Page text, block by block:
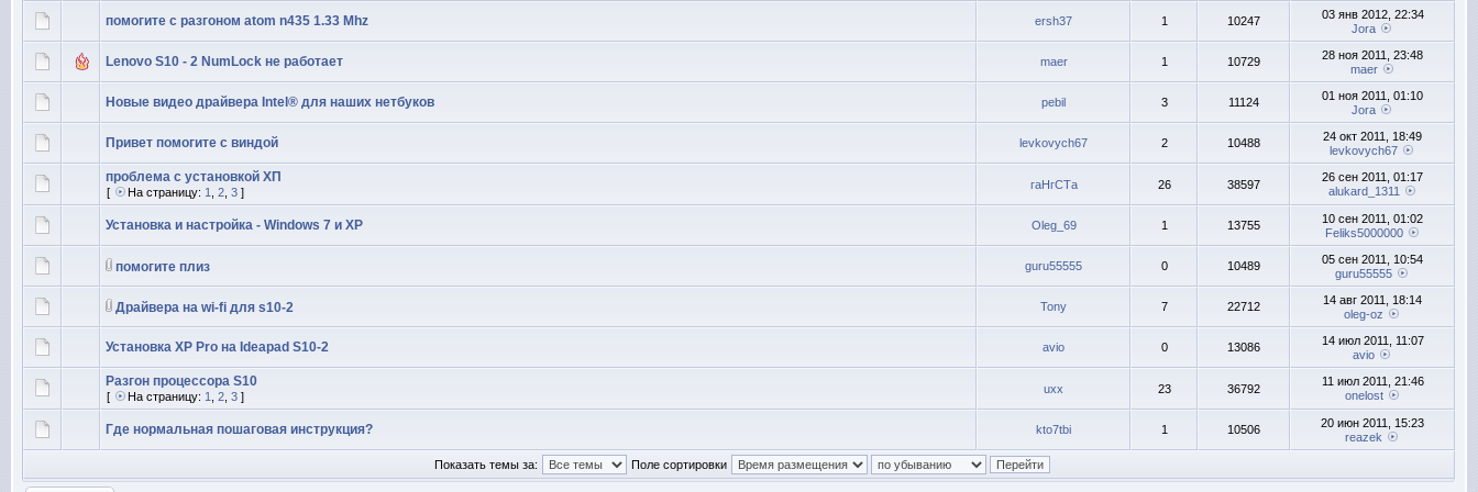
помогите с разгоном atom n435 1.33 Mhz ersh37 1 10247
03 янв 2012, 22:34
Jora
Lenovo S10 - 2 NumLock не работает maer 1 10729
28 ноя 2011, 23:48
maer
Новые видео драйвера Intel® для наших нетбуков pebil 3 11124
01 ноя 2011, 01:10
Jora
Привет помогите с виндой levkovych67 2 10488
24 окт 2011, 18:49
levkovych67
проблема с установкой ХП
[ На страницу: 1 2 3 ]
гаНгСТа 26 38597
26 сен 2011, 01:17
alukard_1311
Установка и настройка - Windows 7 и ХР Oleg_69 1 13755
10 сен 2011, 01:02
Feliks5000000
помогите плиз guru55555 0 10489
05 сен 2011, 10:54
guru55555
Драйвера на wi-fi для s10-2 Tony 7 22712
14 авг 2011, 18:14
oleg-oz
Установка XP Pro на Ideapad S10-2 avio 0 13086
14 июл 2011, 11:07
avio
Разгон процессора S10
[ На страницу: 1 2 3 ]
uxx 23 36792
11 июл 2011, 21:46
onelost
Где нормальная пошаговая инструкция? kto7tbi 1 10506
20 июн 2011, 15:23
reazek
Показать темы за: Поле сортировки